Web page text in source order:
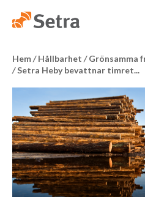
Hem/ Hållbarhet / Grönsamma
/Setra Heby bevattnar timret...